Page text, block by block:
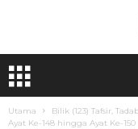
T
Utama Bilik (123) Tafsir,
Ayat Ke-148 hingga Ayat Ke-150